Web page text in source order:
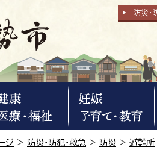
防災・
ジ > 防災・防犯・救急 > 防災 > 避難所